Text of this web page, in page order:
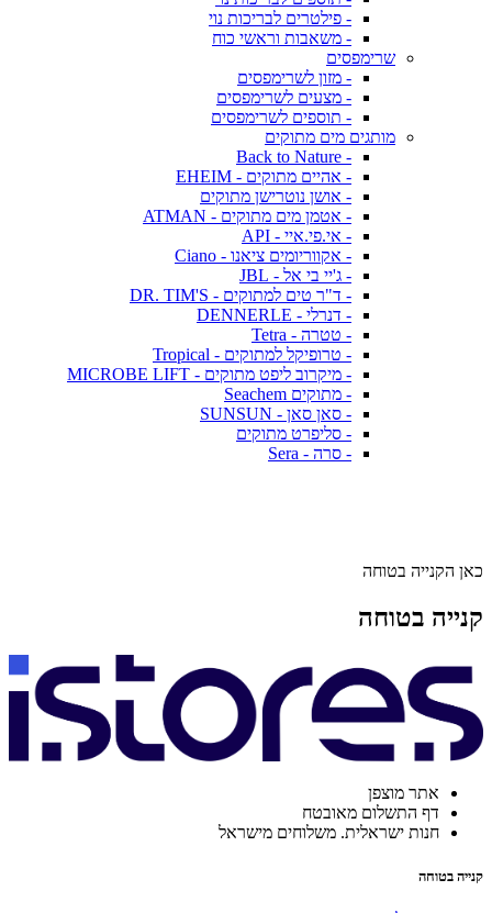
- פילטרים לבריכות נוי
- משאבות וראשי כוח
שרימפסים
- מזון לשרימפסים
- מצעים לשרימפסים
- תוספים לשרימפסים
מותגים מים מתוקים
- Back to Nature
- אהיים מתוקים - EHEIM
- אושן נוטרישן מתוקים
- אטמן מים מתוקים - ATMAN
- אי.פי.איי - API
- אקווריומים ציאנו - Ciano
- ג'יי בי אל - JBL
- ד"ר טים למתוקים - DR. TIM'S
- דנרלי - DENNERLE
- טטרה - Tetra
- טרופיקל למתוקים - Tropical
- מיקרוב ליפט מתוקים - MICROBE LIFT
- מתוקים Seachem
- סאן סאן - SUNSUN
- סליפרט מתוקים
- סרה - Sera
כאן הקנייה בטוחה
קנייה בטוחה
אתר מוצפן
דף התשלום מאובטח
חנות ישראלית. משלוחים מישראל
קנייה בטוחה